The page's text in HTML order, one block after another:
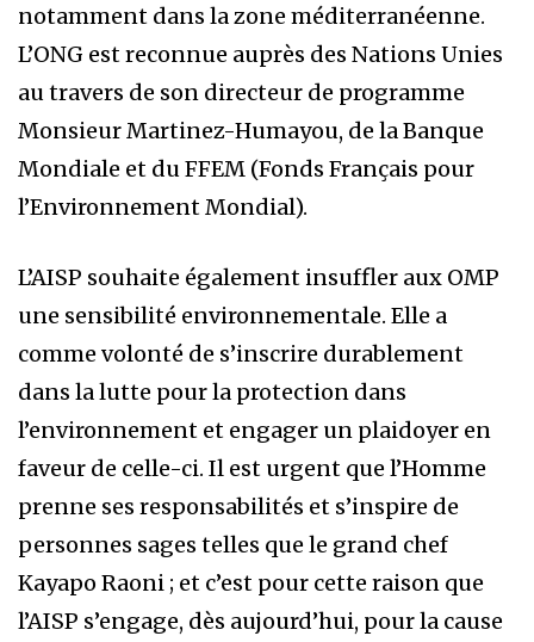
notamment dans la zone méditerranéenne.
L’ONG est reconnue auprès des Nations Unies
au travers de son directeur de programme
Monsieur Martinez-Humayou, de la Banque
Mondiale et du FFEM (Fonds Français pour
l’Environnement Mondial).
L’AISP souhaite également insuffler aux OMP
une sensibilité environnementale. Elle a
comme volonté de s’inscrire durablement
dans la lutte pour la protection dans
l’environnement et engager un plaidoyer en
faveur de celle-ci. Il est urgent que l’Homme
prenne ses responsabilités et s’inspire de
personnes sages telles que le grand chef
Kayapo Raoni ; et c’est pour cette raison que
l’AISP s’engage, dès aujourd’hui, pour la cause